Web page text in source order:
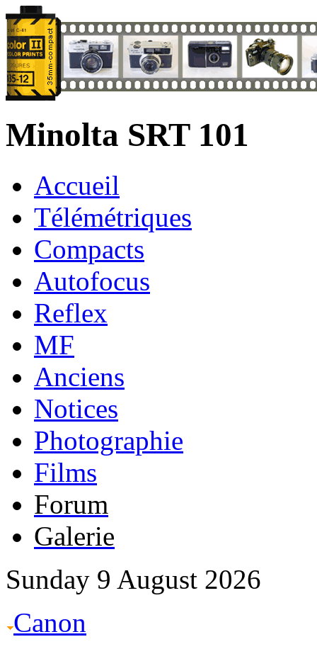
Minolta SRT 101
Accueil
Télémétriques
Compacts
Autofocus
Reflex
MF
Anciens
Notices
Photographie
Films
Forum
Galerie
Sunday 9 August 2026
Canon